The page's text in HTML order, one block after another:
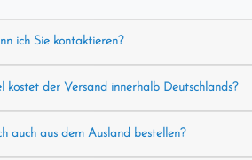
ich Sie kontaktieren?
kostet der Versand innerhalb Deutschlands?
auch aus dem Ausland bestellen?